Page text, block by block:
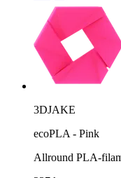
3DJAKE
ecoPLA - Pink
Allround PLA-